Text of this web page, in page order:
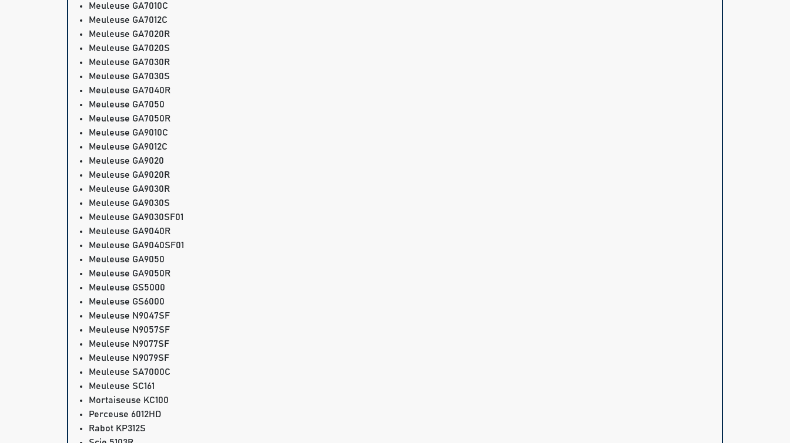
Meuleuse GA7010C
Meuleuse GA7012C
Meuleuse GA7020R
Meuleuse GA7020S
Meuleuse GA7030R
Meuleuse GA7030S
Meuleuse GA7040R
Meuleuse GA7050
Meuleuse GA7050R
Meuleuse GA9010C
Meuleuse GA9012C
Meuleuse GA9020
Meuleuse GA9020R
Meuleuse GA9030R
Meuleuse GA9030S
Meuleuse GA9030SF01
Meuleuse GA9040R
Meuleuse GA9040SF01
Meuleuse GA9050
Meuleuse GA9050R
Meuleuse GS5000
Meuleuse GS6000
Meuleuse N9047SF
Meuleuse N9057SF
Meuleuse N9077SF
Meuleuse N9079SF
Meuleuse SA7000C
Meuleuse SC161
Mortaiseuse KC100
Perceuse 6012HD
Rabot KP312S